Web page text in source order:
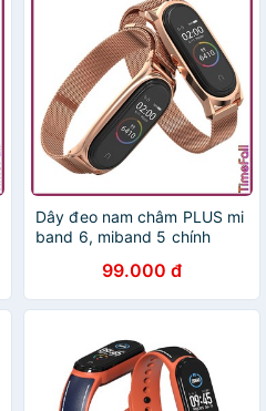
Dây đeo nam châm PLUS mi
band 6, miband 5 chính
thế mi band 5, miband 6
milanese loop PLUS
99.000 đ